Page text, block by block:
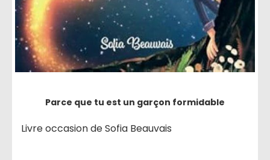
Parce que tu est un garçon formidable
Livre occasion de Sofia Beauvais